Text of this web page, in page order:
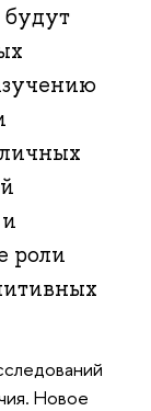
роли
Новое